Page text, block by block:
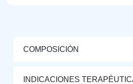
COMPOSICIÓN
INDICACIONES